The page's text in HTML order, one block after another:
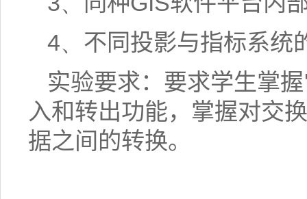
4、 不同投影与指标系统
实验要求：要求学生掌
入和转出功能，掌握对交
据之间的转换。